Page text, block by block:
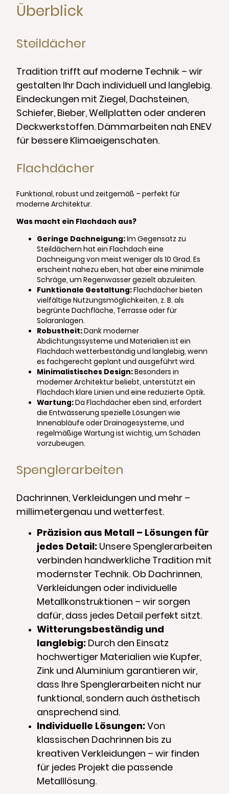
Überblick
Steildächer
Tradition trifft auf moderne Technik – wir
gestalten Ihr Dach individuell und langlebig.
Eindeckungen mit Ziegel, Dachsteinen,
Schiefer, Bieber, Wellplatten oder anderen
Deckwerkstoffen. Dämmarbeiten nah ENEV
für bessere Klimaeigenschaten.
Flachdächer
Funktional, robust und zeitgemäß – perfekt für
moderne Architektur.
Was macht ein Flachdach aus?
Geringe Dachneigung:Im Gegensatz zu
Steildächern hat ein Flachdach eine
Dachneigung von meist weniger als 10 Grad. Es
erscheint nahezu eben, hat aber eine minimale
Schräge, um Regenwasser gezielt abzuleiten.
Funktionale Gestaltung:Flachdächer bieten
vielfältige Nutzungsmöglichkeiten, z. B. als
begrünte Dachfläche, Terrasse oder für
Solaranlagen.
Robustheit:Dank moderner
Abdichtungssysteme und Materialien ist ein
Flachdach wetterbeständig und langlebig, wenn
es fachgerecht geplant und ausgeführt wird.
Minimalistisches Design:Besonders in
moderner Architektur beliebt, unterstützt ein
Flachdach klare Linien und eine reduzierte Optik.
Wartung:Da Flachdächer eben sind, erfordert
die Entwässerung spezielle Lösungen wie
Innenabläufe oder Drainagesysteme, und
regelmäßige Wartung ist wichtig, um Schäden
vorzubeugen.
Spenglerarbeiten
Dachrinnen, Verkleidungen und mehr –
millimetergenau und wetterfest.
Präzision aus Metall – Lösungen für
jedes Detail: Unsere Spenglerarbeiten
verbinden handwerkliche Tradition mit
modernster Technik. Ob Dachrinnen,
Verkleidungen oder individuelle
Metallkonstruktionen – wir sorgen
dafür, dass jedes Detail perfekt sitzt.
Witterungsbeständig und
langlebig: Durch den Einsatz
hochwertiger Materialien wie Kupfer,
Zink und Aluminium garantieren wir,
dass Ihre Spenglerarbeiten nicht nur
funktional, sondern auch ästhetisch
ansprechend sind.
Individuelle Lösungen:Von
klassischen Dachrinnen bis zu
kreativen Verkleidungen – wir finden
für jedes Projekt die passende
Metalllösung.